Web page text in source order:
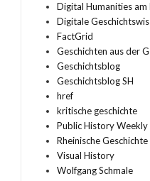
Digital Humanities am
Digitale
FactGrid
Geschichten aus der
Geschichtsblog
Geschichtsblog SH
href
kritische geschichte
Public History Weekly
Rheinische Geschichte
Visual History
Wolfgang Schmale